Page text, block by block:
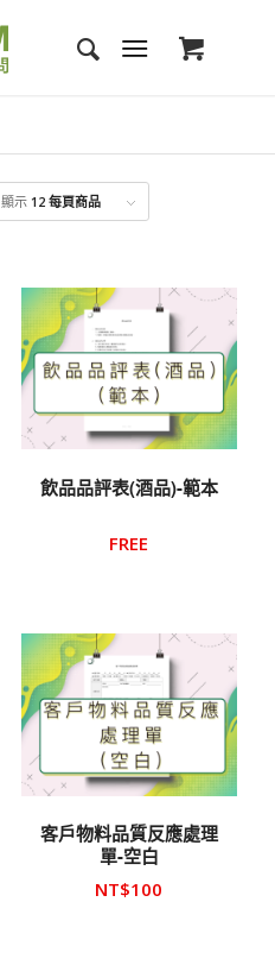
點
顯示 12 每頁商品
飲品品評表(酒品)-範本
FREE
客戶物料品質反應處理
單-空白
NT$100